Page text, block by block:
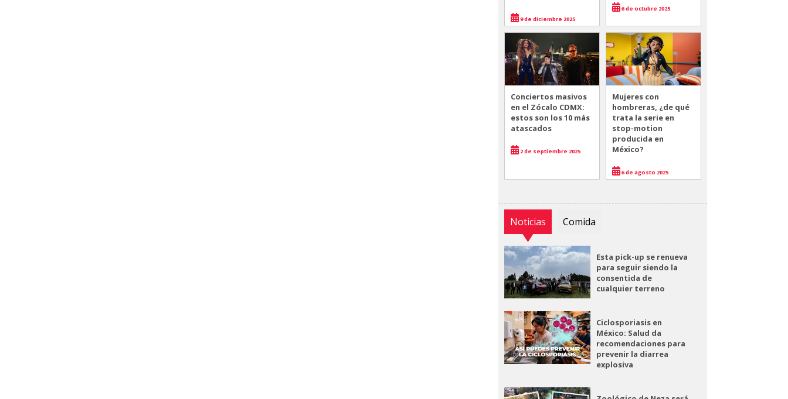
9 de diciembre 2025
6 de octubre 2025
Conciertos masivos
en el Zócalo CDMX:
estos son los 10 más
atascados
2 de septiembre 2025
Mujeres con
hombreras, ¿de qué
trata la serie en
stop-motion
producida en
México?
6 de agosto 2025
Noticias Comida
Esta pick-up se renueva
para seguir siendo la
consentida de
cualquier terreno
Ciclosporiasis en
México: Salud da
recomendaciones para
prevenir la diarrea
explosiva